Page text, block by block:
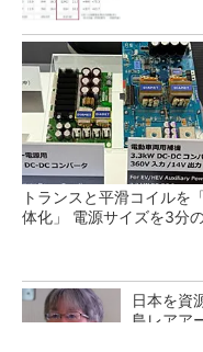
トランスと平滑コイルを
体化」 電源サイズを3分
日本を資
島レアア